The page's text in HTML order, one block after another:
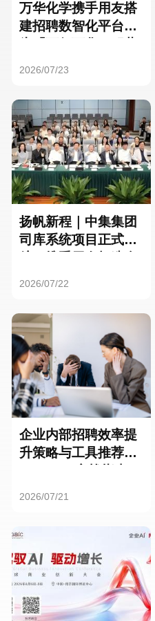
万华化学携手用友搭
建招聘数智化平台，
2026/07/23
扬帆新程｜中集集团
司库系统项目正式启
2026/07/22
企业内部招聘效率提
升策略与工具推荐：
2026/07/21